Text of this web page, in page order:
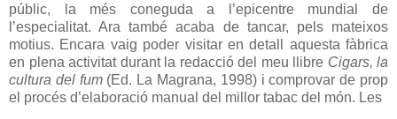
públic, la més coneguda a l’epicentre mundial de
l’especialitat. Ara també acaba de tancar, pels mateixos
motius. Encara vaig poder visitar en detall aquesta fàbrica
en plena activitat durant la redacció del meu llibre Cigars, la
cultura del fum(Ed. La Magrana, 1998) i comprovar de prop
el procés d’elaboració manual del millor tabac del món. Les